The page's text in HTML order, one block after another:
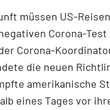
müssen US-
Corona-
Corona-
die neuen
amerikanische
eines Tages vor